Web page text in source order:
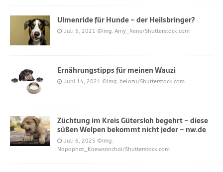
Ulmenride für Hunde – der Heilsbringer?
Juli 5, 2021 ©Img. Amy_Rene/Shutterstock.com
Ernährungstipps für meinen Wauzi
Juni 14, 2021 ©Img. belozu/Shutterstock.com
Züchtung im Kreis Gütersloh begehrt – diese
süßen Welpen bekommt nicht jeder – nw.de
Juli 6, 2025 ©Img.
Napaphat_Kaewsanchai/Shutterstock.com